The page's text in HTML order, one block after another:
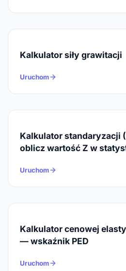
Kalkulator siły grawitacji
Uruchom
Kalkulator standaryzacji
oblicz wartość Z w
Uruchom
Kalkulator cenowej
— wskaźnik PED
Uruchom